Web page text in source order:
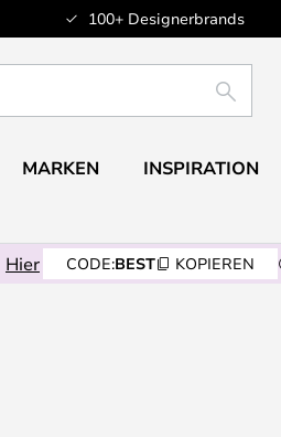
100+ Designerbrands
SUCHE
MARKEN INSPIRATION
Hier CODE:BEST KOPIEREN